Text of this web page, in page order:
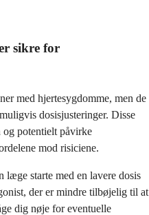
sikre for
med hjertesygdomme, men de
dosisjusteringer. Disse
potentielt påvirke
mod risiciene.
læge starte med en lavere dosis
der er mindre tilbøjelig til at
dig nøje for eventuelle